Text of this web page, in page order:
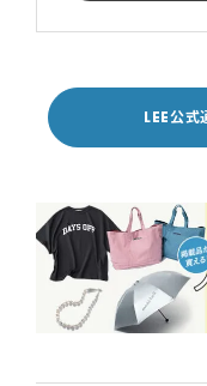
LEE公